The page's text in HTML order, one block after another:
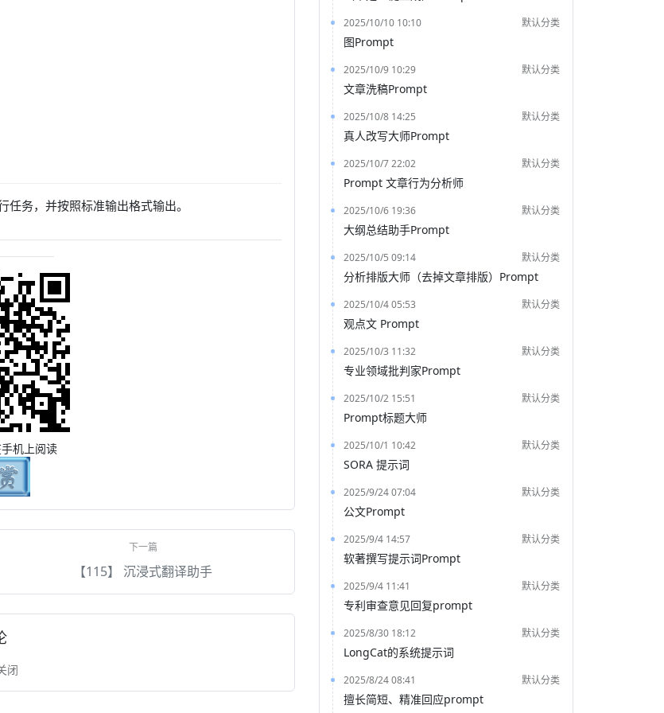
务，并按照标准输出格式输出。
机上阅读
【115】 沉浸式翻译助手
闭
2025/10/10 10:10 默认分类
图Prompt
2025/10/9 10:29 默认分类
文章洗稿Prompt
2025/10/8 14:25 默认分类
真人改写大师Prompt
2025/10/7 22:02 默认分类
Prompt 文章行为分析师
2025/10/6 19:36 默认分类
大纲总结助手Prompt
2025/10/5 09:14 默认分类
分析排版大师（去掉文章排版）Prompt
2025/10/4 05:53 默认分类
观点文 Prompt
2025/10/3 11:32 默认分类
专业领域批判家Prompt
2025/10/2 15:51 默认分类
Prompt标题大师
2025/10/1 10:42 默认分类
SORA 提示词
2025/9/24 07:04 默认分类
公文Prompt
2025/9/4 14:57 默认分类
软著撰写提示词Prompt
2025/9/4 11:41 默认分类
专利审查意见回复prompt
2025/8/30 18:12 默认分类
LongCat的系统提示词
2025/8/24 08:41 默认分类
擅长简短、精准回应prompt